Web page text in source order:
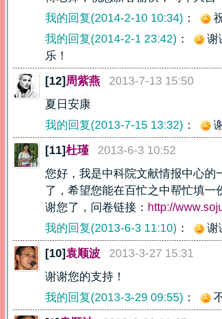
我的回复(2014-2-10 10:34) ：
我的回复(2014-2-1 23:42) ：
谢
乐！
[12]周紫燕
2013-7-13 15:50
夏日安康
我的回复(2013-7-15 13:32) ：
[11]杜瑾
2013-6-3 10:52
您好，我是中科院文献情报中心的
了，希望您能在百忙之中帮忙填
谢您了，问卷链接： http://
我的回复(2013-6-3 11:10) ：
谢
[10]袁顺波
2013-3-27 15:31
谢谢您的支持！
我的回复(2013-3-29 09:55) ：